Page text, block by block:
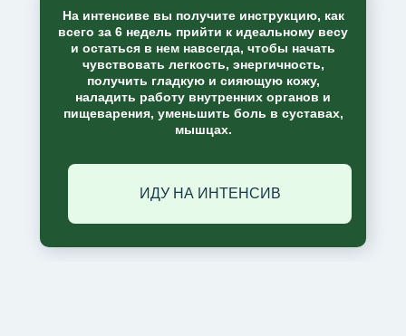
На интенсиве вы получите инструкцию, как
всего за 6 недель прийти к идеальному весу
и остаться в нем навсегда, чтобы начать
чувствовать легкость, энергичность,
получить гладкую и сияющую кожу,
наладить работу внутренних органов и
пищеварения, уменьшить боль в суставах,
мышцах.
ИДУ НА ИНТЕНСИВ